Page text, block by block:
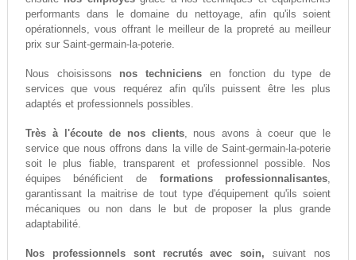
performants dans le domaine du nettoyage, afin qu'ils soient
opérationnels, vous offrant le meilleur de la propreté au meilleur
prix sur Saint-germain-la-poterie.
Nous choisissons nos techniciens en fonction du type de
services que vous requérez afin qu'ils puissent être les plus
adaptés et professionnels possibles.
Très à l'écoute de nos clients, nous avons à coeur que le
service que nous offrons dans la ville de Saint-germain-la-poterie
soit le plus fiable, transparent et professionnel possible. Nos
équipes bénéficient de formations professionnalisantes,
garantissant la maitrise de tout type d'équipement qu'ils soient
mécaniques ou non dans le but de proposer la plus grande
adaptabilité.
Nos professionnels sont recrutés avec soin, suivant nos